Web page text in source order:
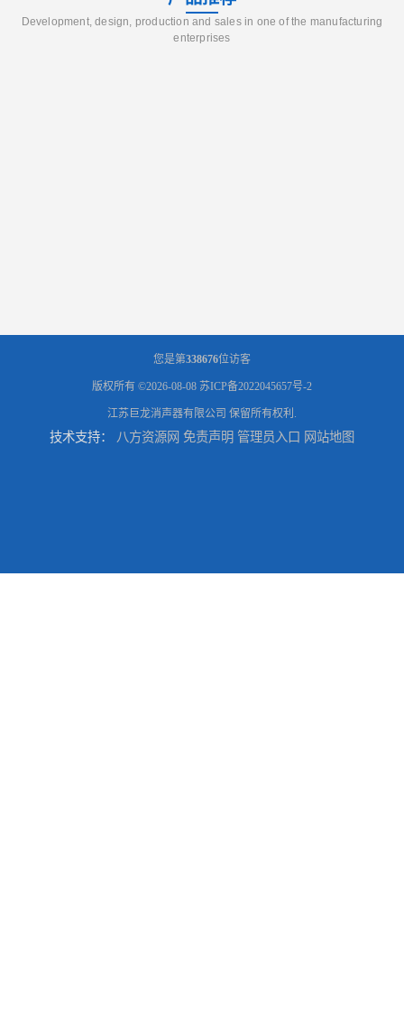
Development, design, production and sales in one of the manufacturing
enterprises
您是第338676位访客
版权所有 ©2026-08-08 苏ICP备2022045657号-2
江苏巨龙消声器有限公司 保留所有权利.
技术支持： 八方资源网 免责声明 管理员入口 网站地图